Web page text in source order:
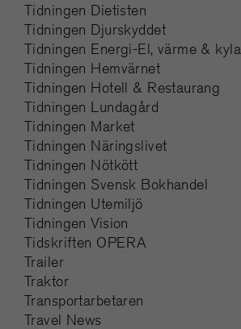
Tidningen Dietisten
Tidningen Djurskyddet
Tidningen Energi-El, värme & kyla
Tidningen Hemvärnet
Tidningen Hotell & Restaurang
Tidningen Lundagård
Tidningen Market
Tidningen Näringslivet
Tidningen Nötkött
Tidningen Svensk Bokhandel
Tidningen Utemiljö
Tidningen Vision
Tidskriften OPERA
Trailer
Traktor
Transportarbetaren
Travel News